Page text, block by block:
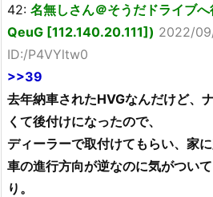
42: 名無しさん＠そうだドライブ
QeuG [112.140.20.111]) 2022/
ID:/P4VYltw0
>>39
去年納車されたHVGなんだけど、
くて後付けになったので、
ディーラーで取付けてもらい、家
車の進行方向が逆なのに気がつい
り。